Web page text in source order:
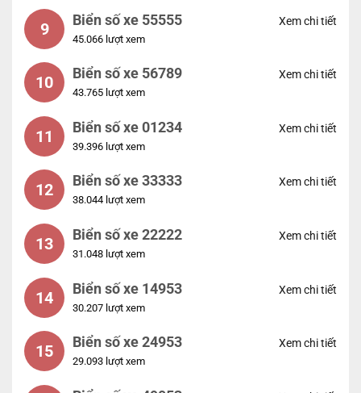
9 Biển số xe 55555
45.066 lượt xem
Xem chi tiết
10 Biển số xe 56789
43.765 lượt xem
Xem chi tiết
11 Biển số xe 01234
39.396 lượt xem
Xem chi tiết
12 Biển số xe 33333
38.044 lượt xem
Xem chi tiết
13 Biển số xe 22222
31.048 lượt xem
Xem chi tiết
14 Biển số xe 14953
30.207 lượt xem
Xem chi tiết
15 Biển số xe 24953
29.093 lượt xem
Xem chi tiết